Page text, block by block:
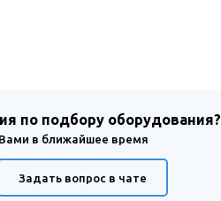
по подбору оборудования?
в ближайшее время
Задать вопрос в чате